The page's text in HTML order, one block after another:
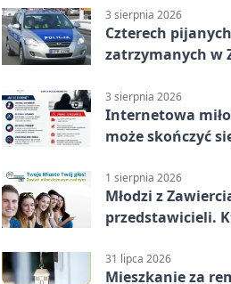
3 sierpnia 2026
Czterech
zatrzymanych w
promila
3 sierpnia 2026
Internetowa
może skończyć
1 sierpnia 2026
Młodzi z
przedstawicieli.
31 lipca 2026
Mieszkanie za